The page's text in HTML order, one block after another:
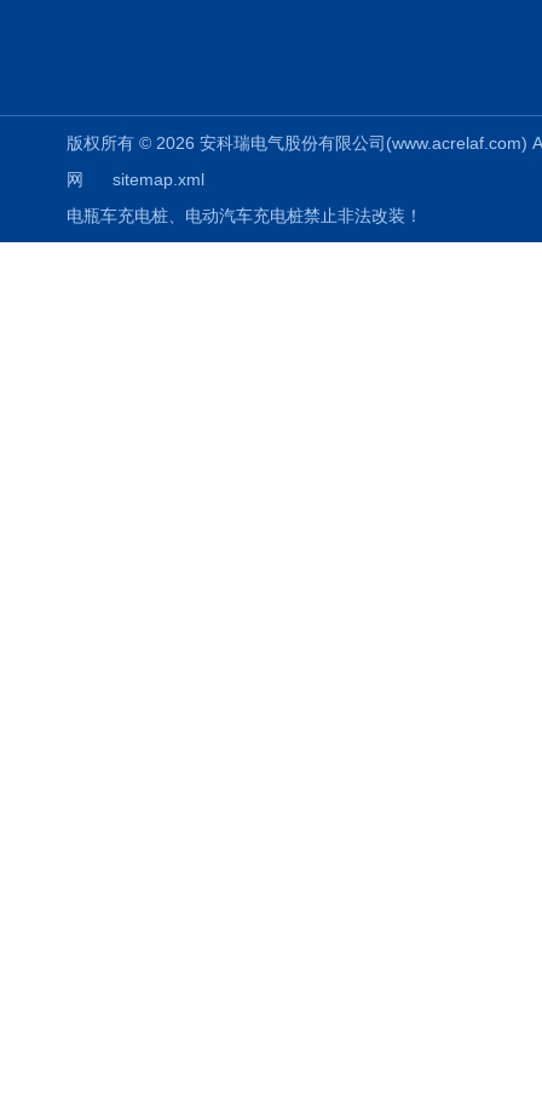
版权所有 © 2026 安科瑞电气股份有限公司
网
sitemap.xml
电瓶车充电桩、电动汽车充电桩禁止非法改装！